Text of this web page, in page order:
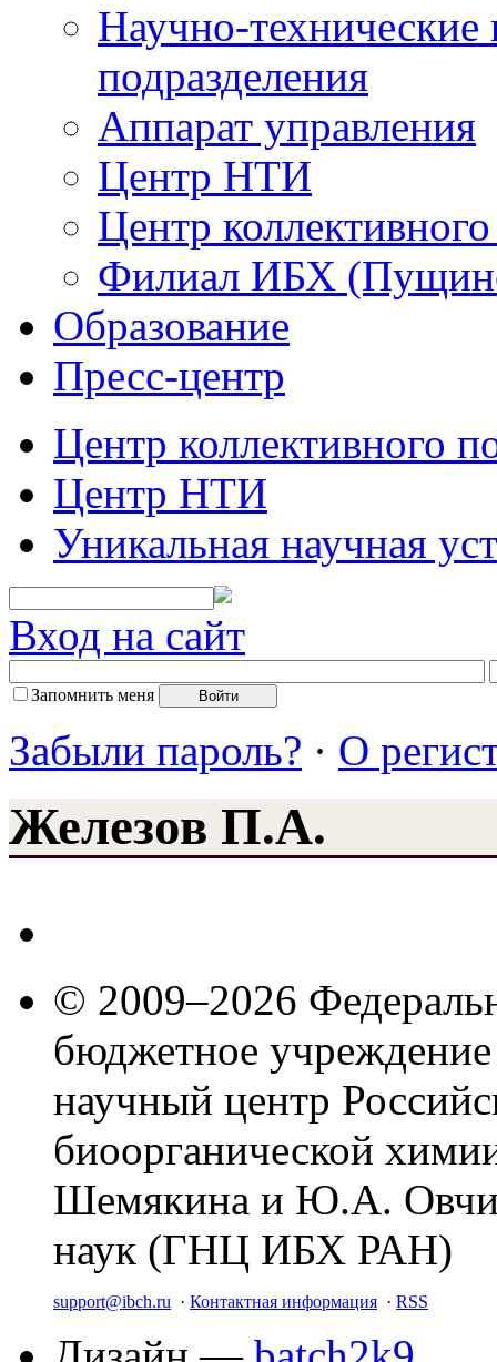
Научно-технические
подразделения
Аппарат управления
Центр НТИ
Центр
Филиал ИБХ
Образование
Пресс-центр
Центр коллективного
Центр НТИ
Уникальная научная
Вход на сайт
Запомнить меня
Забыли пароль? · О
Железов П.А.
© 2009–2026
бюджетное
научный центр
биоорганической
Шемякина и Ю.А.
наук (ГНЦ ИБХ РАН)
support@ibch.ru · Контактная информация · RSS